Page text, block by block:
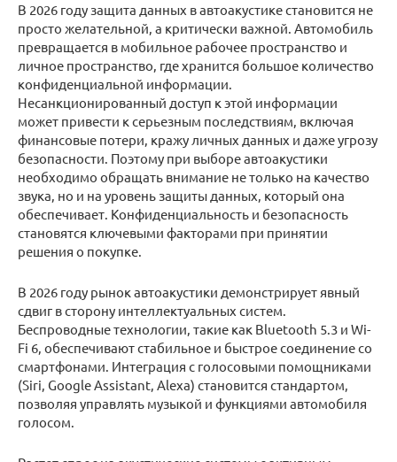
В 2026 году защита данных в автоакустике становится не
просто желательной, а критически важной. Автомобиль
превращается в мобильное рабочее пространство и
личное пространство, где хранится большое количество
конфиденциальной информации.
Несанкционированный доступ к этой информации
может привести к серьезным последствиям, включая
финансовые потери, кражу личных данных и даже угрозу
безопасности. Поэтому при выборе автоакустики
необходимо обращать внимание не только на качество
звука, но и на уровень защиты данных, который она
обеспечивает. Конфиденциальность и безопасность
становятся ключевыми факторами при принятии
решения о покупке.
В 2026 году рынок автоакустики демонстрирует явный
сдвиг в сторону интеллектуальных систем.
Беспроводные технологии, такие как Bluetooth 5.3 и Wi-
Fi 6, обеспечивают стабильное и быстрое соединение со
смартфонами. Интеграция с голосовыми помощниками
(Siri, Google Assistant, Alexa) становится стандартом,
позволяя управлять музыкой и функциями автомобиля
голосом.